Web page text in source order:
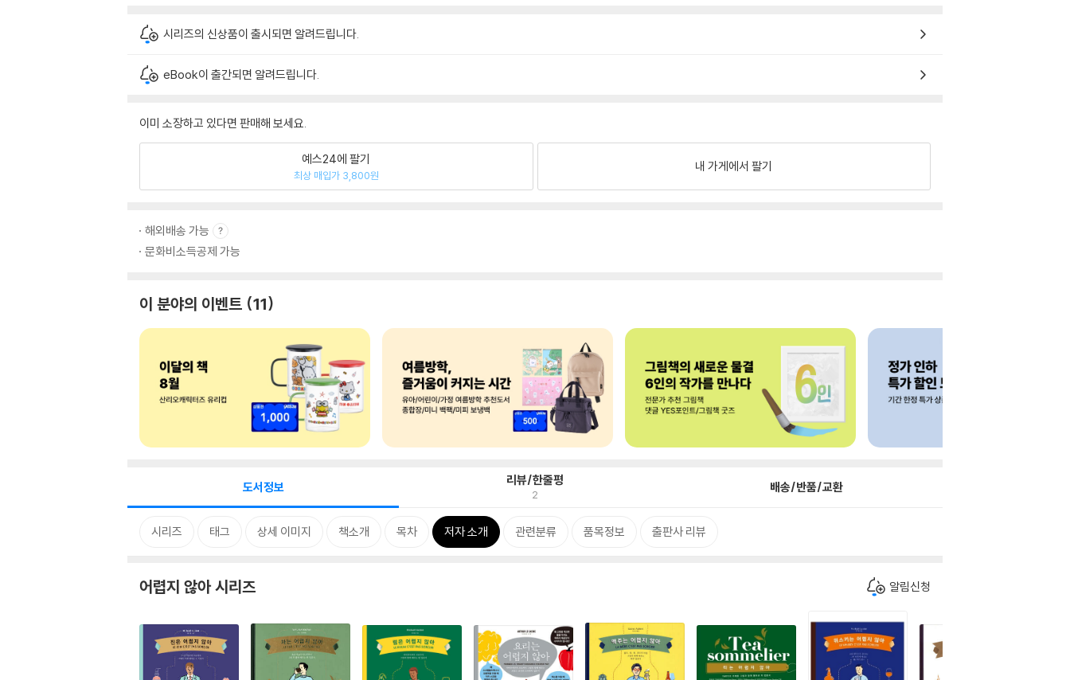
시리즈의 신상품이 출시되면 알려드립니다.
eBook이 출간되면 알려드립니다.
이미 소장하고 있다면 판매해 보세요.
예스24에 팔기
최상 매입가 3,800원
내 가게에서 팔기
해외배송 가능
문화비소득공제 가능
이 분야의 이벤트 11
도서정보 리뷰/한줄평
2 배송/반품/교환
시리즈 태그 상세 이미지 책소개 목차 저자 소개 관련분류 품목정보 출판사 리뷰
어렵지 않아 시리즈 알림신청